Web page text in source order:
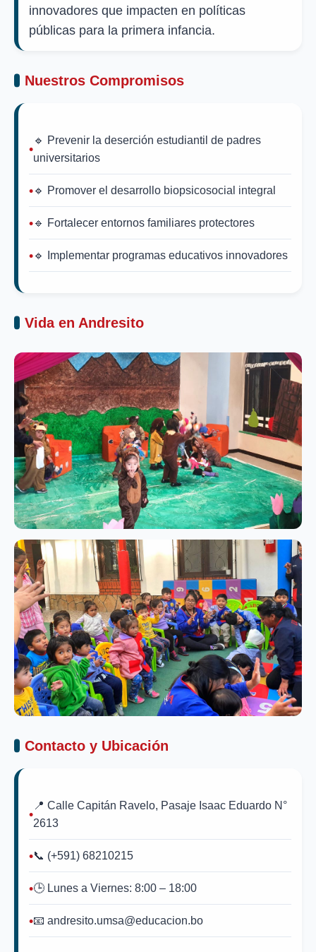
innovadores que impacten en políticas
públicas para la primera infancia.
Nuestros Compromisos
🔹 Prevenir la deserción estudiantil de padres
universitarios
🔹 Promover el desarrollo biopsicosocial integral
🔹 Fortalecer entornos familiares protectores
🔹 Implementar programas educativos innovadores
Vida en Andresito
Contacto y Ubicación
📍 Calle Capitán Ravelo, Pasaje Isaac Eduardo N°
2613
📞 (+591) 68210215
🕒 Lunes a Viernes: 8:00 – 18:00
📧 andresito.umsa@educacion.bo